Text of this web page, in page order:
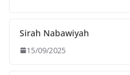
Sirah Nabawiyah
15/09/2025